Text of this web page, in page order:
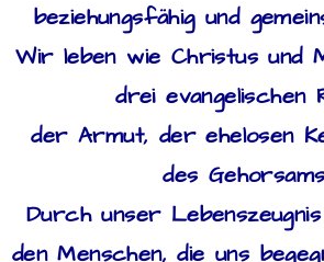
beziehungsfähig und
Wir leben wie Christus und
drei evangelischen
der Armut, der ehelosen
des
Durch unser
den Menschen, die uns